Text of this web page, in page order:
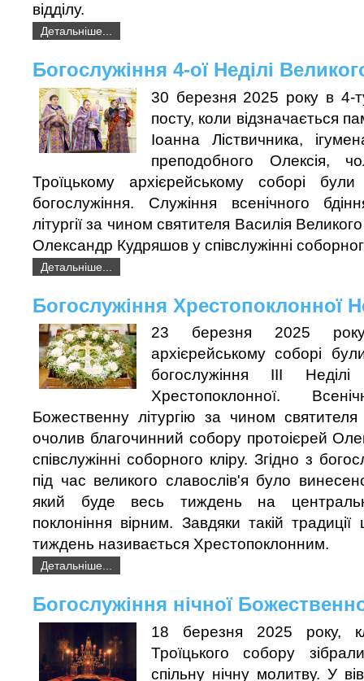
відділу.
Детальніше...
Богослужіння 4-ої Неділі
30 березня 2025 року в 4-
посту, коли відзначається
Іоанна Ліствичника,
преподобного Олексія,
Троїцькому архієрейському соборі були
богослужіння. Служіння всенічного
літургії за чином святителя Василія
Олександр Кудряшов у співслужінні
Детальніше...
Богослужіння Хрестопоклонної
23 березня 2025
архієрейському соборі
богослужіння III
Хрестопоклонної.
Божественну літургію за чином
очолив благочинний собору протоієрей
співслужінні соборного кліру. Згідно з
під час великого славослів'я було
який буде весь тиждень на
поклоніння вірним. Завдяки такій
тиждень називається Хрестопоклонним.
Детальніше...
Богослужіння нічної
18 березня 2025 року,
Троїцького собору
спільну нічну молитву. У